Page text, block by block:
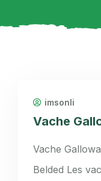
imsonli
Vache
Vache
Belded Les